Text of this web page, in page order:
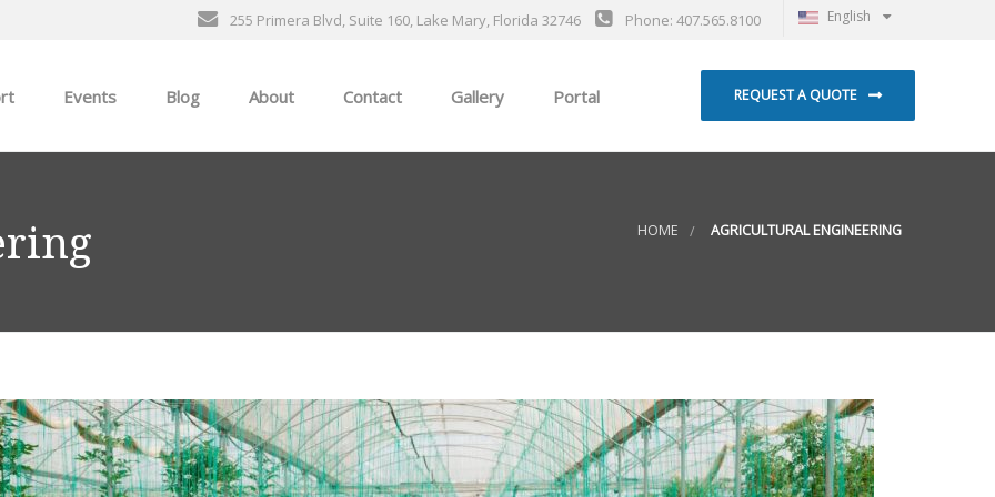
English
255 Primera Blvd, Suite 160, Lake Mary, Florida 32746 Phone: 407.565.8100
REQUEST A QUOTE
Events
General Events
Blog About Contact Gallery Portal
HOME AGRICULTURAL ENGINEERING